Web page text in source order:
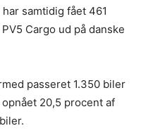
samtidig fået 461
Cargo ud på danske
passeret 1.350 biler
20,5 procent af